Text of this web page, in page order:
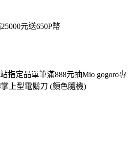
元送650P幣
指定品單筆滿888元抽Mio gogoro專
上型電鬍刀 (顏色隨機)